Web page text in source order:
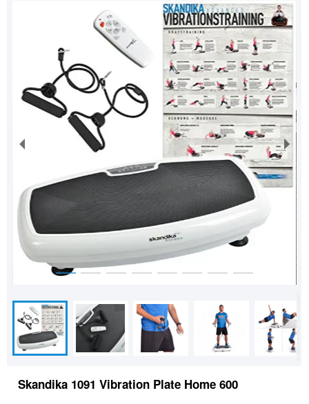
Skandika 1091 Vibration Plate Home 600